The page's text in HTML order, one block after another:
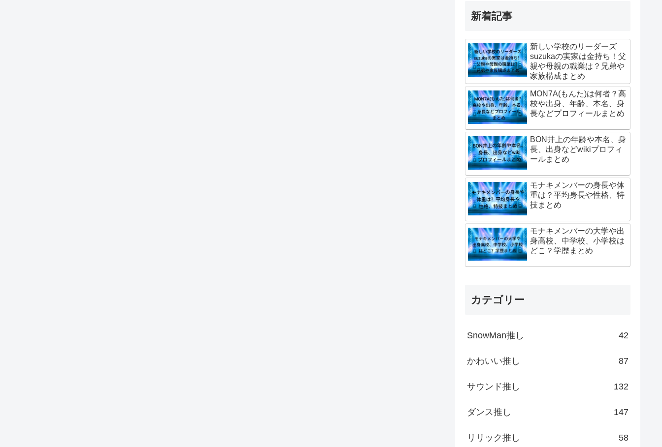
新着記事
新しい学校のリーダーズ
suzukaの実家は金持ち！父
親や母親の職業は？兄弟や
家族構成まとめ
MON7A(もんた)は何者？高
校や出身、年齢、本名、身
長などプロフィールまとめ
BON井上の年齢や本名、身
長、出身などwikiプロフィ
ールまとめ
モナキメンバーの身長や体
重は？平均身長や性格、特
技まとめ
モナキメンバーの大学や出
身高校、中学校、小学校は
どこ？学歴まとめ
カテゴリー
SnowMan推し 42
かわいい推し 87
サウンド推し 132
ダンス推し 147
リリック推し 58